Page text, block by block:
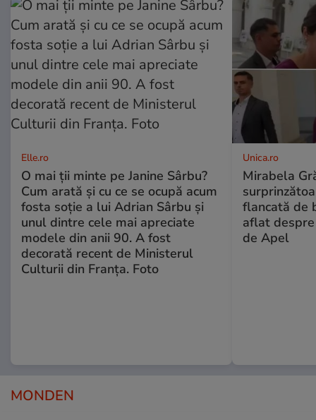
Elle.ro
O mai ții minte pe Janine Sârbu?
Cum arată și cu ce se ocupă acum
fosta soție a lui Adrian Sârbu și
unul dintre cele mai apreciate
modele din anii 90. A fost
decorată recent de Ministerul
Culturii din Franța. Foto
Unica.ro
Mirabela
flancată de
aflat
de Apel
MONDEN